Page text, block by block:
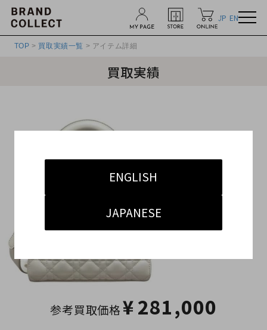
JP EN
ENGLISH
JAPANESE
TOP > 買取実績一覧 > アイテム詳細
買取実績
参考買取価格¥281,000